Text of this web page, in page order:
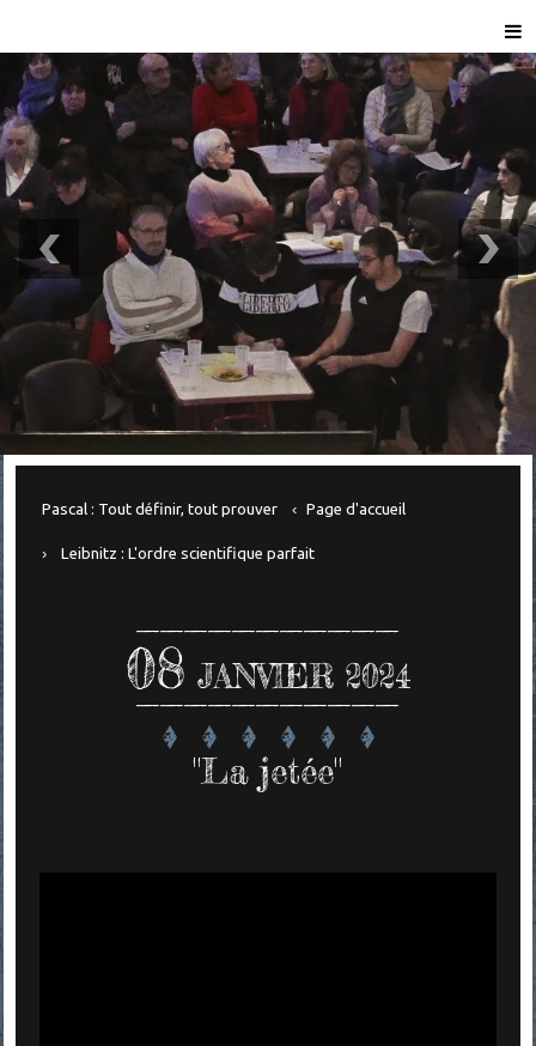
Pascal : Tout définir, tout prouver Page d'accueil
Leibnitz : L'ordre scientifique parfait
08 JANVIER 2024
"La jetée"